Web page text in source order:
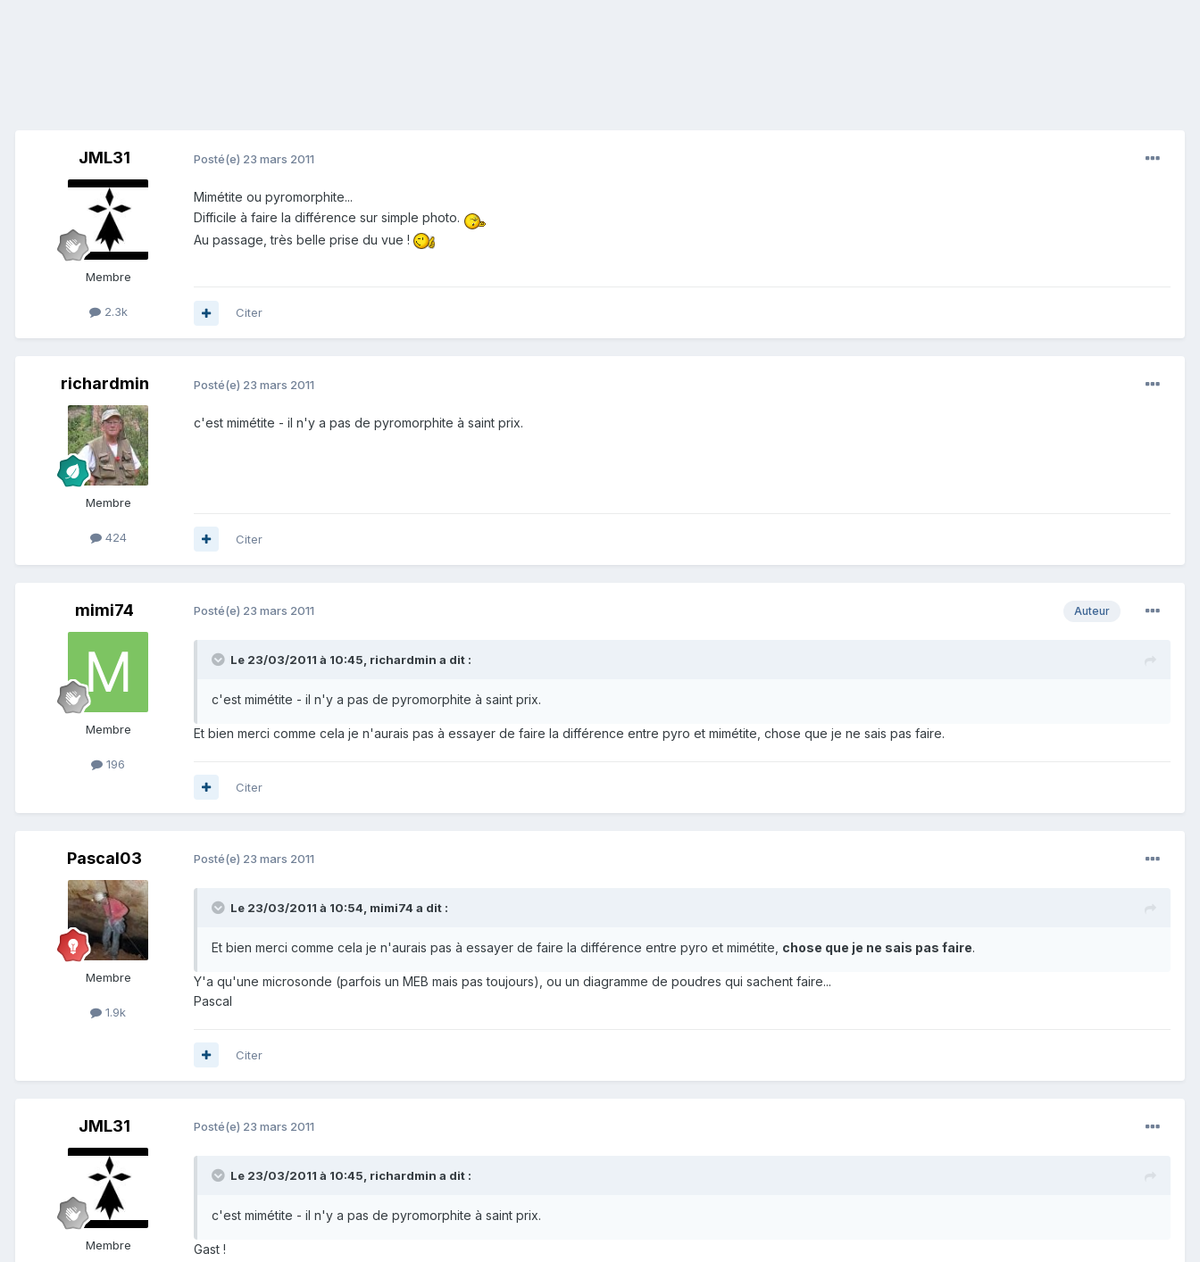
JML31
Membre
2.3k
Posté(e) 23 mars 2011
Mimétite ou pyromorphite...
Difficile à faire la différence sur simple photo.
Au passage, très belle prise du vue !
Citer
richardmin
Membre
424
Posté(e) 23 mars 2011
c'est mimétite - il n'y a pas de pyromorphite à saint prix.
Citer
mimi74
Membre
196
Auteur
Posté(e) 23 mars 2011
Le 23/03/2011 à 10:45, richardmin a dit :
c'est mimétite - il n'y a pas de pyromorphite à saint prix.
Et bien merci comme cela je n'aurais pas à essayer de faire la différence entre pyro et mimétite, chose que je ne sais pas faire.
Citer
Pascal03
Membre
1.9k
Posté(e) 23 mars 2011
Le 23/03/2011 à 10:54, mimi74 a dit :
Et bien merci comme cela je n'aurais pas à essayer de faire la différence entre pyro et mimétite, chose que je ne sais pas faire.
Y'a qu'une microsonde (parfois un MEB mais pas toujours), ou un diagramme de poudres qui sachent faire...
Pascal
Citer
JML31
Membre
Posté(e) 23 mars 2011
Le 23/03/2011 à 10:45, richardmin a dit :
c'est mimétite - il n'y a pas de pyromorphite à saint prix.
Gast !